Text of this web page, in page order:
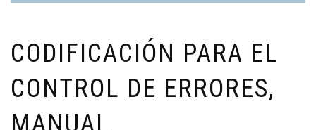
CODIFICACIÓN PARA EL
CONTROL DE ERRORES,
MANUAL